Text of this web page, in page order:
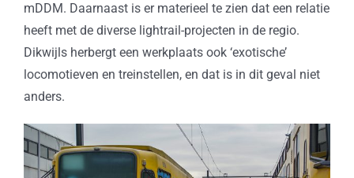
mDDM. Daarnaast is er materieel te zien dat een relatie
heeft met de diverse lightrail-projecten in de regio.
Dikwijls herbergt een werkplaats ook ‘exotische’
locomotieven en treinstellen, en dat is in dit geval niet
anders.